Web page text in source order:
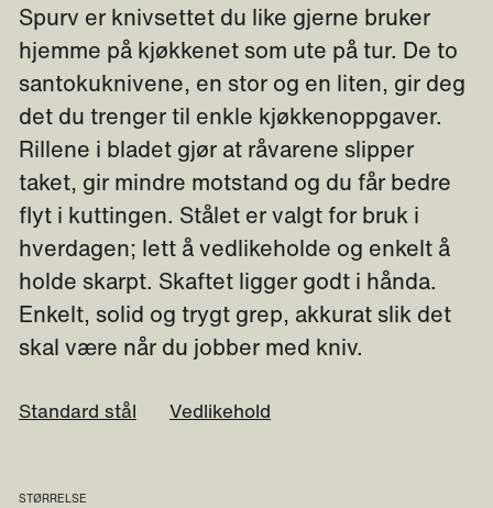
Spurv er knivsettet du like gjerne bruker
hjemme på kjøkkenet som ute på tur. De to
santokuknivene, en stor og en liten, gir deg
det du trenger til enkle kjøkkenoppgaver.
Rillene i bladet gjør at råvarene slipper
taket, gir mindre motstand og du får bedre
flyt i kuttingen. Stålet er valgt for bruk i
hverdagen; lett å vedlikeholde og enkelt å
holde skarpt. Skaftet ligger godt i hånda.
Enkelt, solid og trygt grep, akkurat slik det
skal være når du jobber med kniv.
Standard stål Vedlikehold
STØRRELSE